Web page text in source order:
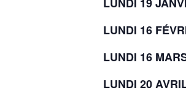
LUNDI 16
LUNDI 16
LUNDI 20